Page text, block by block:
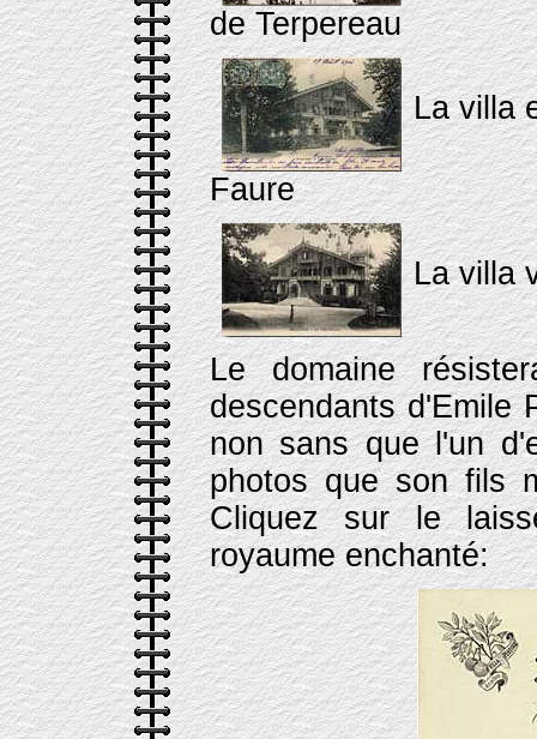
de Terpereau
La villa
Faure
La villa
Le domaine
descendants d'Emile
non sans que l'un
photos que son fils
Cliquez sur le
royaume enchanté: